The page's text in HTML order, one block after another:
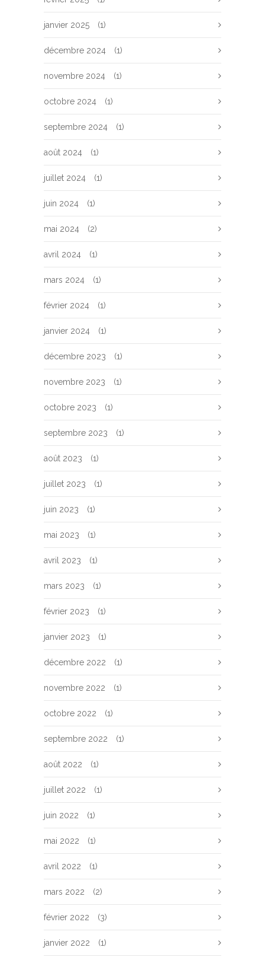
janvier 2025 (1)
décembre 2024 (1)
novembre 2024 (1)
octobre 2024 (1)
septembre 2024 (1)
août 2024 (1)
juillet 2024 (1)
juin 2024 (1)
mai 2024 (2)
avril 2024 (1)
mars 2024 (1)
février 2024 (1)
janvier 2024 (1)
décembre 2023 (1)
novembre 2023 (1)
octobre 2023 (1)
septembre 2023 (1)
août 2023 (1)
juillet 2023 (1)
juin 2023 (1)
mai 2023 (1)
avril 2023 (1)
mars 2023 (1)
février 2023 (1)
janvier 2023 (1)
décembre 2022 (1)
novembre 2022 (1)
octobre 2022 (1)
septembre 2022 (1)
août 2022 (1)
juillet 2022 (1)
juin 2022 (1)
mai 2022 (1)
avril 2022 (1)
mars 2022 (2)
février 2022 (3)
janvier 2022 (1)